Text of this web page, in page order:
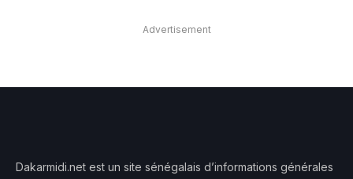
Advertisement
Dakarmidi.net est un site sénégalais d’informations générales